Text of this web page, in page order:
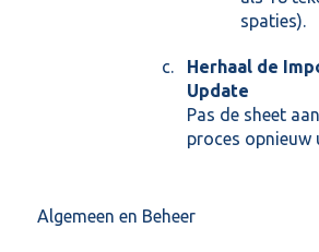
spaties).
Herhaal de
Update
Pas de sheet
proces opnieuw
Algemeen en Beheer